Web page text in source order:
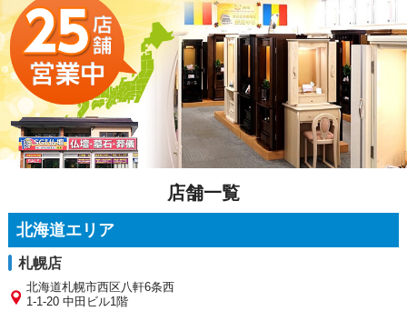
店舗一覧
北海道エリア
札幌店
北海道札幌市西区八軒6条西
1-1-20 中田ビル1階